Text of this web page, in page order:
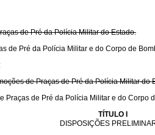
de Pré da Polícia Militar do Estado.
de Pré da Polícia Militar e do Corpo de
de Praças de Pré da Polícia Militar do
de Pré da Polícia Militar e do Corpo
TÍTULO I
DISPOSIÇÕES